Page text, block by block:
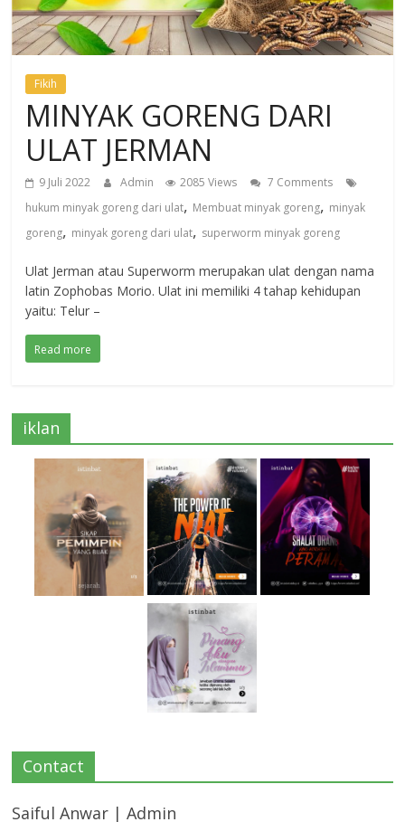
Fikih
MINYAK GORENG DARI
ULAT JERMAN
9 Juli 2022 Admin 2085 Views
7 Comments
hukum minyak goreng dari ulat, Membuat minyak goreng, minyak
goreng, minyak goreng dari ulat, superworm minyak goreng
Ulat Jerman atau Superworm merupakan ulat dengan nama
latin Zophobas Morio. Ulat ini memiliki 4 tahap kehidupan
yaitu: Telur –
Read more
iklan
Contact
Saiful Anwar | Admin